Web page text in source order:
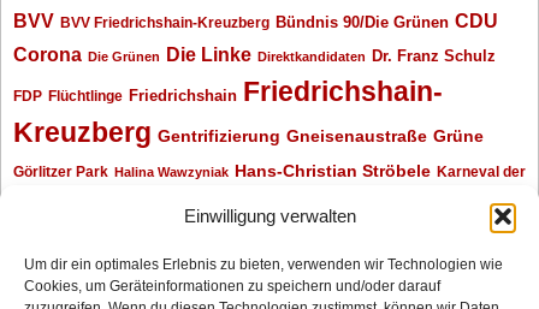
Einwilligung verwalten
Um dir ein optimales Erlebnis zu bieten, verwenden wir Technologien wie
Cookies, um Geräteinformationen zu speichern und/oder darauf
BVV BVV Friedrichshain-Kreuzberg Bündnis 90/Die Grünen CDU
Corona Die Grünen Die Linke Direktkandidaten Dr. Franz Schulz
FDP Flüchtlinge Friedrichshain Friedrichshain-
Kreuzberg Gentrifizierung Gneisenaustraße Grüne
Görlitzer Park Halina Wawzyniak Hans-Christian Ströbele Karneval der
Neukölln Oliver Nöll Oranienplatz Piraten Piratenpartei Polizeimeldungen